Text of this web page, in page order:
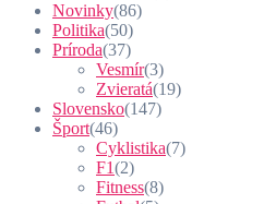
Novinky(86)
Politika(50)
Príroda(37)
Vesmír(3)
Zvieratá(19)
Slovensko(147)
Šport(46)
Cyklistika(7)
F1(2)
Fitness(8)